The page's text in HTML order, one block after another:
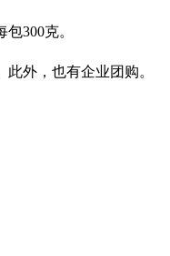
300克。
外，也有企业团购。